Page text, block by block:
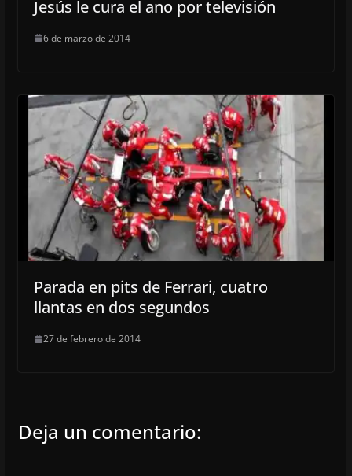
Jesús le cura el ano por televisión
6 de marzo de 2014
Parada en pits de Ferrari, cuatro
llantas en dos segundos
27 de febrero de 2014
Deja un comentario: